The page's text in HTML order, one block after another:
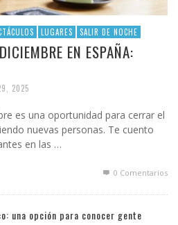
LUGARES SALIR DE NOCHE
EN ESPAÑA:
2025
es una oportunidad para cerrar el
nuevas personas. Te cuento
en las …
0 Comentarios
una opción para conocer gente